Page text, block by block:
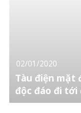
02/01/2020
Tàu điện mặt
độc đáo đi tới